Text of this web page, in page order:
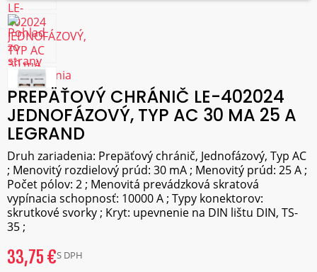
PREPÄŤOVÝ CHRÁNIČ LE-402024
JEDNOFÁZOVÝ, TYP AC 30 MA 25 A
LEGRAND
Druh zariadenia: Prepäťový chránič, Jednofázový, Typ AC
; Menovitý rozdielový prúd: 30 mA ; Menovitý prúd: 25 A ;
Počet pólov: 2 ; Menovitá prevádzková skratová
vypínacia schopnosť: 10000 A ; Typy konektorov:
skrutkové svorky ; Kryt: upevnenie na DIN lištu DIN, TS-
35 ;
33,75 €S DPH